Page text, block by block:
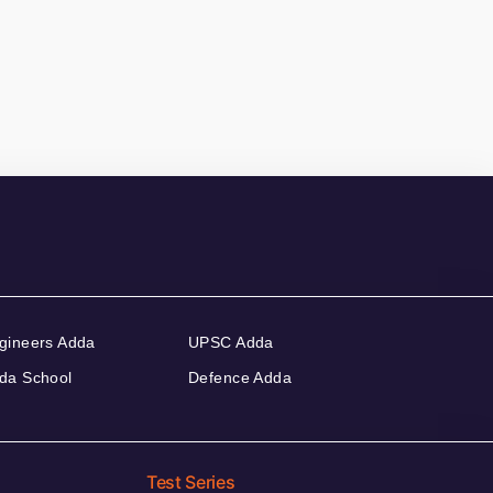
Adda
School
UPSC Adda
Defence Adda
Test Series